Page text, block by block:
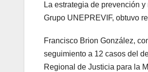
La estrategia de prevención
Grupo UNEPREVIF, obtuvo
Francisco Brion González,
seguimiento a 12 casos del
Regional de Justicia para la